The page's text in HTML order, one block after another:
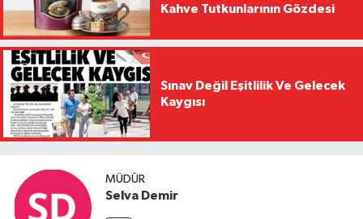
Kahve Tutkunlarının Gözdesi
Sınav Değil Eşitlilik Ve Gelecek
Kaygısı
MÜDÜR
Selva Demir